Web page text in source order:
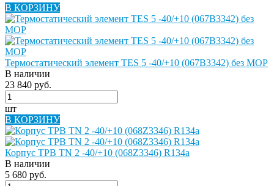
В КОРЗИНУ
Термостатический элемент TES 5 -40/+10 (067B3342) без MOP
В наличии
23 840 руб.
шт
В КОРЗИНУ
Корпус ТРВ TN 2 -40/+10 (068Z3346) R134a
В наличии
5 680 руб.